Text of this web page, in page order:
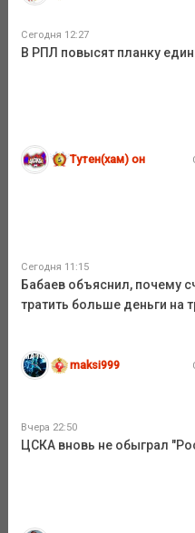
Сегодня 12:27
В РПЛ повысят планку
Тутен(хам) он
Сегодня 11:15
Бабаев объяснил, почему
тратить больше деньги на
maksi999
Вчера 22:50
ЦСКА вновь не обыграл